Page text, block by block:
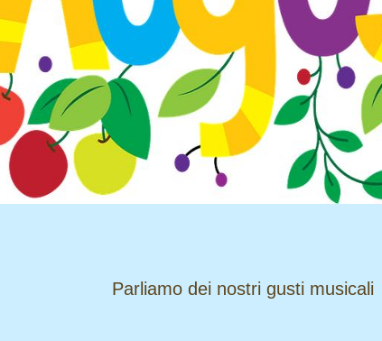
​​​​​​​Parliamo dei nostri gusti musicali